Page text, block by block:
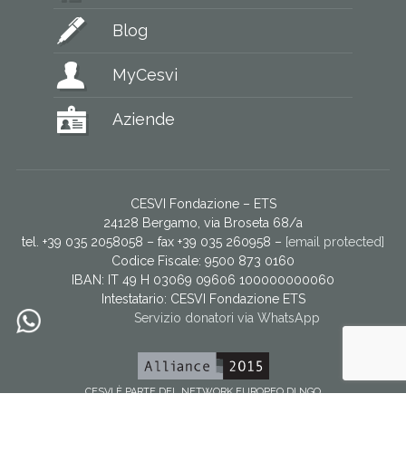
Blog
MyCesvi
Aziende
CESVI Fondazione – ETS
24128 Bergamo, via Broseta 68/a
tel. +39 035 2058058 – fax +39 035 260958 – [email protected]
Codice Fiscale: 9500 873 0160
IBAN: IT 49 H 03069 09606 100000000060
Intestatario: CESVI Fondazione ETS
Servizio donatori via WhatsApp
CESVI È PARTE DEL NETWORK EUROPEO DI NGO